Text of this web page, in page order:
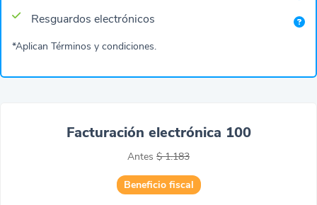
Resguardos electrónicos
*Aplican Términos y condiciones.
Facturación electrónica 100
Antes $ 1.183
Beneficio fiscal